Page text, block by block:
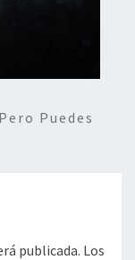
Puedes
publicada. Los